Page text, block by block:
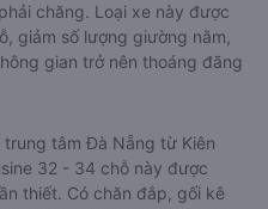
chăng. Loại xe này được
giảm số lượng giường nằm,
gian trở nên thoáng đãng
tâm Đà Nẵng từ Kiên
32 - 34 chỗ này được
thiết. Có chăn đắp, gối kê